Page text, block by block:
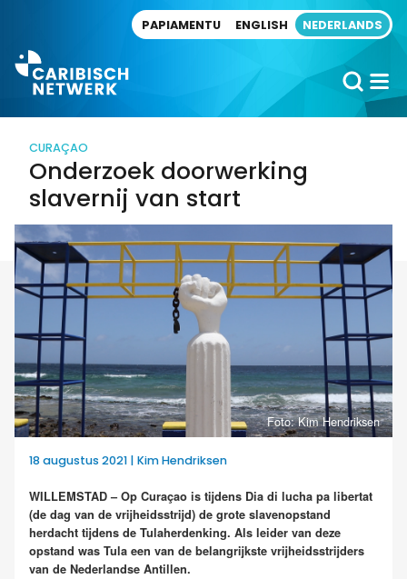
PAPIAMENTU ENGLISH NEDERLANDS
CURAÇAO
Onderzoek doorwerking
slavernij van start
Foto: Kim Hendriksen
18 augustus 2021 | Kim Hendriksen
WILLEMSTAD – Op Curaçao is tijdens Dia di lucha pa libertat
(de dag van de vrijheidsstrijd) de grote slavenopstand
herdacht tijdens de Tulaherdenking. Als leider van deze
opstand was Tula een van de belangrijkste vrijheidsstrijders
van de Nederlandse Antillen.